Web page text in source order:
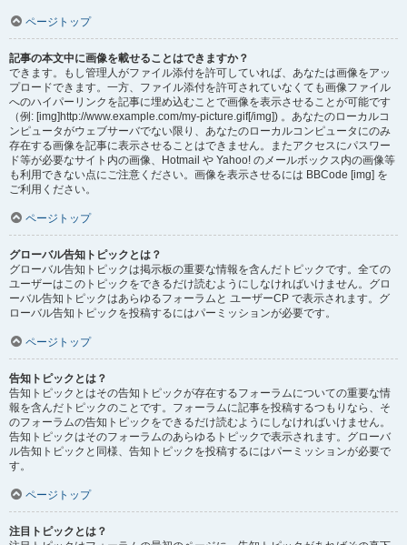
ページトップ
記事の本文中に画像を載せることはできますか？
できます。もし管理人がファイル添付を許可していれば、あなたは画像をアッ
プロードできます。一方、ファイル添付を許可されていなくても画像ファイル
へのハイパーリンクを記事に埋め込むことで画像を表示させることが可能です
（例: [img]http://www.example.com/my-picture.gif[/img]) 。あなたのローカルコ
ンピュータがウェブサーバでない限り、あなたのローカルコンピュータにのみ
存在する画像を記事に表示させることはできません。またアクセスにパスワー
ド等が必要なサイト内の画像、Hotmail や Yahoo! のメールボックス内の画像等
も利用できない点にご注意ください。画像を表示させるには BBCode [img] を
ご利用ください。
ページトップ
グローバル告知トピックとは？
グローバル告知トピックは掲示板の重要な情報を含んだトピックです。全ての
ユーザーはこのトピックをできるだけ読むようにしなければいけません。グロ
ーバル告知トピックはあらゆるフォーラムと ユーザーCP で表示されます。グ
ローバル告知トピックを投稿するにはパーミッションが必要です。
ページトップ
告知トピックとは？
告知トピックとはその告知トピックが存在するフォーラムについての重要な情
報を含んだトピックのことです。フォーラムに記事を投稿するつもりなら、そ
のフォーラムの告知トピックをできるだけ読むようにしなければいけません。
告知トピックはそのフォーラムのあらゆるトピックで表示されます。グローバ
ル告知トピックと同様、告知トピックを投稿するにはパーミッションが必要で
す。
ページトップ
注目トピックとは？